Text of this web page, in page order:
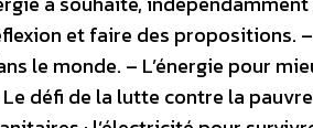
et faire des propositions.
le monde. – L’énergie pour
défi de la lutte contre la